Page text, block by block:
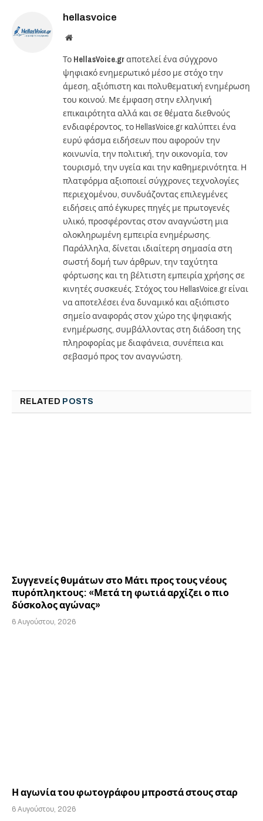
hellasvoice
Website
Το HellasVoice.grαποτελεί ένα σύγχρονο
ψηφιακό ενημερωτικό μέσο με στόχο την
άμεση, αξιόπιστη και πολυθεματική ενημέρωση
του κοινού. Με έμφαση στην ελληνική
επικαιρότητα αλλά και σε θέματα διεθνούς
ενδιαφέροντος, το HellasVoice.gr καλύπτει ένα
ευρύ φάσμα ειδήσεων που αφορούν την
κοινωνία, την πολιτική, την οικονομία, τον
τουρισμό, την υγεία και την καθημερινότητα. Η
πλατφόρμα αξιοποιεί σύγχρονες τεχνολογίες
περιεχομένου, συνδυάζοντας επιλεγμένες
ειδήσεις από έγκυρες πηγές με πρωτογενές
υλικό, προσφέροντας στον αναγνώστη μια
ολοκληρωμένη εμπειρία ενημέρωσης.
Παράλληλα, δίνεται ιδιαίτερη σημασία στη
σωστή δομή των άρθρων, την ταχύτητα
φόρτωσης και τη βέλτιστη εμπειρία χρήσης σε
κινητές συσκευές. Στόχος του HellasVoice.gr είναι
να αποτελέσει ένα δυναμικό και αξιόπιστο
σημείο αναφοράς στον χώρο της ψηφιακής
ενημέρωσης, συμβάλλοντας στη διάδοση της
πληροφορίας με διαφάνεια, συνέπεια και
σεβασμό προς τον αναγνώστη.
RELATED POSTS
Συγγενείς θυμάτων στο Μάτι προς τους νέους
πυρόπληκτους: «Μετά τη φωτιά αρχίζει ο πιο
δύσκολος αγώνας»
6 Αυγούστου, 2026
Η αγωνία του φωτογράφου μπροστά στους σταρ
6 Αυγούστου, 2026